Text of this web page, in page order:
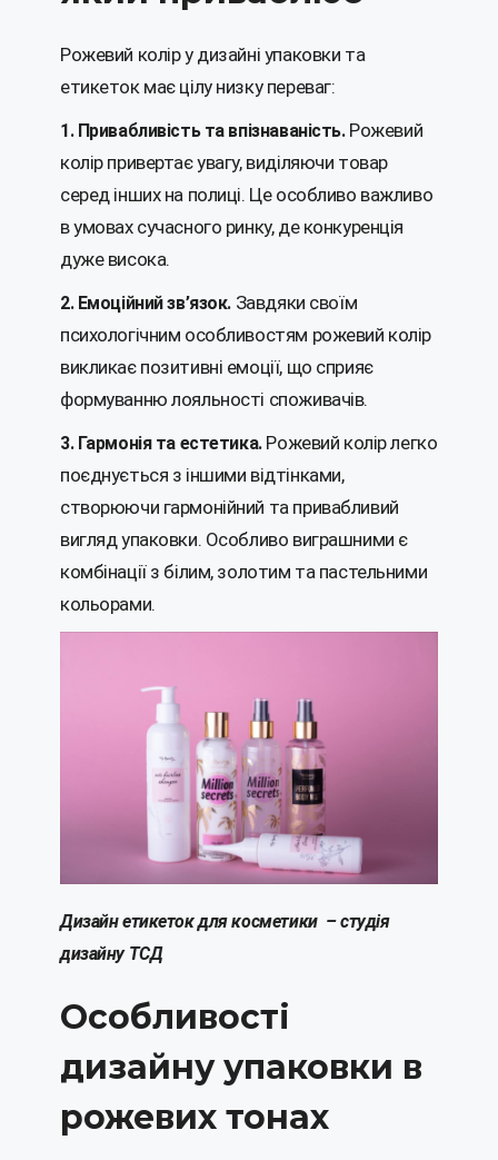
Рожевий колір у дизайні упаковки та
етикеток має цілу низку переваг:
1. Привабливість та впізнаваність.Рожевий
колір привертає увагу, виділяючи товар
серед інших на полиці. Це особливо важливо
в умовах сучасного ринку, де конкуренція
дуже висока.
2. Емоційний зв’язок. Завдяки своїм
психологічним особливостям рожевий колір
викликає позитивні емоції, що сприяє
формуванню лояльності споживачів.
3. Гармонія та естетика.Рожевий колір легко
поєднується з іншими відтінками,
створюючи гармонійний та привабливий
вигляд упаковки. Особливо виграшними є
комбінації з білим, золотим та пастельними
кольорами.
Дизайн етикеток для косметики – студія
дизайну ТСД
Особливості
дизайну упаковки в
рожевих тонах